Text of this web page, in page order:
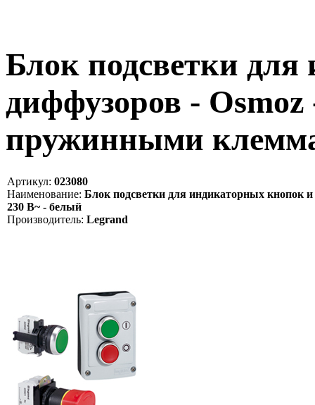
Блок подсветки
диффузоров -
пружинными
Артикул: 023080
Наименование: Блок подсветки для индикаторных кнопок
230 В~ - белый
Производитель: Legrand